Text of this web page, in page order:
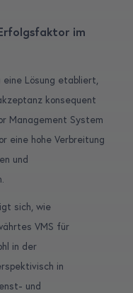
im
Lösung etabliert,
konsequent
Management System
eine hohe Verbreitung
und
sich, wie
VMS für
in der
in
und